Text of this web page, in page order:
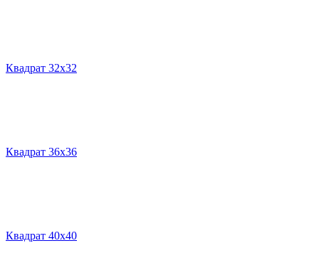
Квадрат 32х32
Квадрат 36х36
Квадрат 40х40